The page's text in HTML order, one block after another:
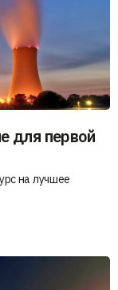
для первой
на лучшее